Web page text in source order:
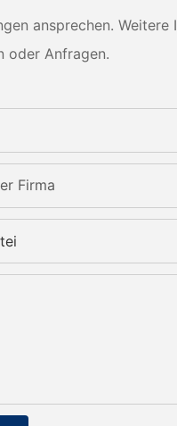
ansprechen.
oder Anfragen.
Firma